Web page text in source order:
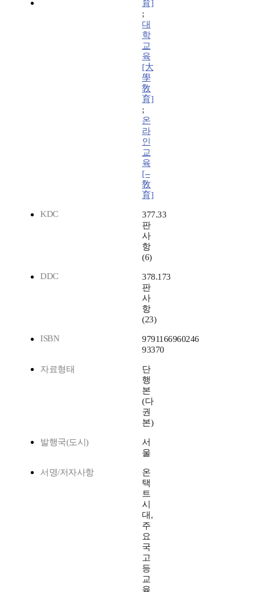
育]
;
대
학
교
육
[大
學
敎
育]
;
온
라
인
교
육
[--
敎
育]
KDC
377.33
판
사
항
(6)
DDC
378.173
판
사
항
(23)
ISBN
9791166960246
93370
자료형태
단
행
본
(다
권
본)
발행국(도시)
서
울
서명/저자사항
온
택
트
시
대,
주
요
국
고
등
교
육